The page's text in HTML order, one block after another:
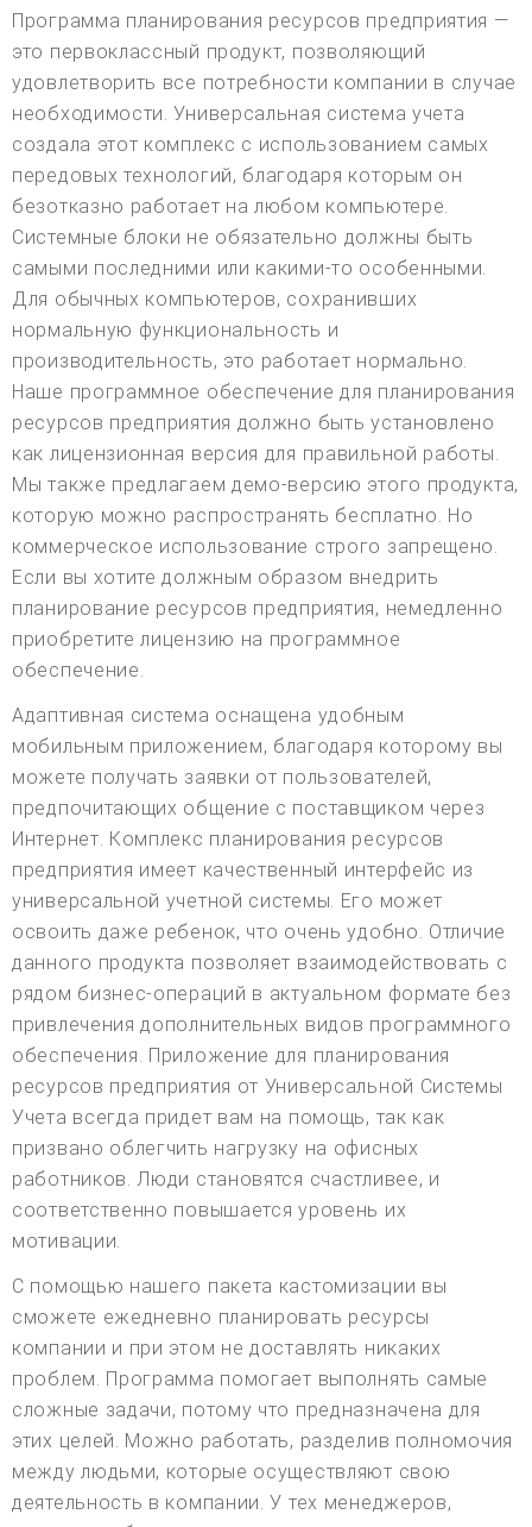
Программа планирования ресурсов предприятия —
это первоклассный продукт, позволяющий
удовлетворить все потребности компании в случае
необходимости. Универсальная система учета
создала этот комплекс с использованием самых
передовых технологий, благодаря которым он
безотказно работает на любом компьютере.
Системные блоки не обязательно должны быть
самыми последними или какими-то особенными.
Для обычных компьютеров, сохранивших
нормальную функциональность и
производительность, это работает нормально.
Наше программное обеспечение для планирования
ресурсов предприятия должно быть установлено
как лицензионная версия для правильной работы.
Мы также предлагаем демо-версию этого продукта,
которую можно распространять бесплатно. Но
коммерческое использование строго запрещено.
Если вы хотите должным образом внедрить
планирование ресурсов предприятия, немедленно
приобретите лицензию на программное
обеспечение.
Адаптивная система оснащена удобным
мобильным приложением, благодаря которому вы
можете получать заявки от пользователей,
предпочитающих общение с поставщиком через
Интернет. Комплекс планирования ресурсов
предприятия имеет качественный интерфейс из
универсальной учетной системы. Его может
освоить даже ребенок, что очень удобно. Отличие
данного продукта позволяет взаимодействовать с
рядом бизнес-операций в актуальном формате без
привлечения дополнительных видов программного
обеспечения. Приложение для планирования
ресурсов предприятия от Универсальной Системы
Учета всегда придет вам на помощь, так как
призвано облегчить нагрузку на офисных
работников. Люди становятся счастливее, и
соответственно повышается уровень их
мотивации.
С помощью нашего пакета кастомизации вы
сможете ежедневно планировать ресурсы
компании и при этом не доставлять никаких
проблем. Программа помогает выполнять самые
сложные задачи, потому что предназначена для
этих целей. Можно работать, разделив полномочия
между людьми, которые осуществляют свою
деятельность в компании. У тех менеджеров,